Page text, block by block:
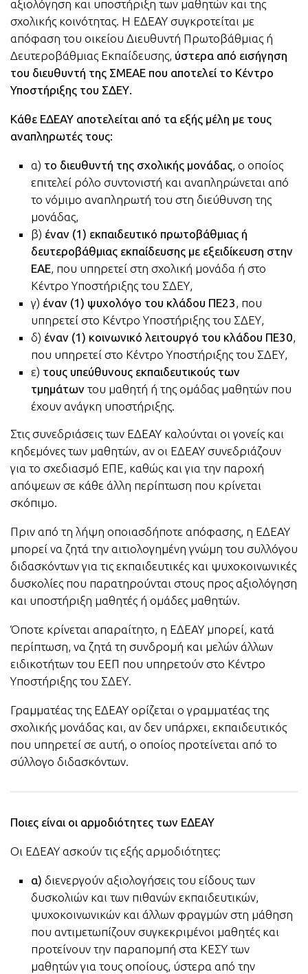
αξιολόγηση και υποστήριξη των μαθητών και της
σχολικής κοινότητας. Η ΕΔΕΑΥ συγκροτείται με
απόφαση του οικείου Διευθυντή Πρωτοβάθμιας ή
Δευτεροβάθμιας Εκπαίδευσης, ύστερα από εισήγηση
του διευθυντή της ΣΜΕΑΕ που αποτελεί το Κέντρο
Υποστήριξης του ΣΔΕΥ.
Κάθε ΕΔΕΑΥ αποτελείται από τα εξής μέλη με τους
αναπληρωτές τους:
α) το διευθυντή της σχολικής μονάδας, ο οποίος
επιτελεί ρόλο συντονιστή και αναπληρώνεται από
το νόμιμο αναπληρωτή του στη διεύθυνση της
μονάδας,
β) έναν (1) εκπαιδευτικό πρωτοβάθμιας ή
δευτεροβάθμιας εκπαίδευσης με εξειδίκευση στην
ΕΑΕ, που υπηρετεί στη σχολική μονάδα ή στο
Κέντρο Υποστήριξης του ΣΔΕΥ,
γ) έναν (1) ψυχολόγο του κλάδου ΠΕ23, που
υπηρετεί στο Κέντρο Υποστήριξης του ΣΔΕΥ,
δ) έναν (1) κοινωνικό λειτουργό του κλάδου ΠΕ30,
που υπηρετεί στο Κέντρο Υποστήριξης του ΣΔΕΥ,
ε) τους υπεύθυνους εκπαιδευτικούς των
τμημάτων του μαθητή ή της ομάδας μαθητών που
έχουν ανάγκη υποστήριξης.
Στις συνεδριάσεις των ΕΔΕΑΥ καλούνται οι γονείς και
κηδεμόνες των μαθητών, αν οι ΕΔΕΑΥ συνεδριάζουν
για το σχεδιασμό ΕΠΕ, καθώς και για την παροχή
απόψεων σε κάθε άλλη περίπτωση που κρίνεται
σκόπιμο.
Πριν από τη λήψη οποιασδήποτε απόφασης, η ΕΔΕΑΥ
μπορεί να ζητά την αιτιολογημένη γνώμη του συλλόγου
διδασκόντων για τις εκπαιδευτικές και ψυχοκοινωνικές
δυσκολίες που παρατηρούνται στους προς αξιολόγηση
και υποστήριξη μαθητές ή ομάδες μαθητών.
Όποτε κρίνεται απαραίτητο, η ΕΔΕΑΥ μπορεί, κατά
περίπτωση, να ζητά τη συνδρομή και μελών άλλων
ειδικοτήτων του ΕΕΠ που υπηρετούν στο Κέντρο
Υποστήριξης του ΣΔΕΥ.
Γραμματέας της ΕΔΕΑΥ ορίζεται ο γραμματέας της
σχολικής μονάδας και, αν δεν υπάρχει, εκπαιδευτικός
που υπηρετεί σε αυτή, ο οποίος προτείνεται από το
σύλλογο διδασκόντων.
Ποιες είναι οι αρμοδιότητες των ΕΔΕΑΥ
Οι ΕΔΕΑΥ ασκούν τις εξής αρμοδιότητες:
α) διενεργούν αξιολογήσεις του είδους των
δυσκολιών και των πιθανών εκπαιδευτικών,
ψυχοκοινωνικών και άλλων φραγμών στη μάθηση
που αντιμετωπίζουν συγκεκριμένοι μαθητές και
προτείνουν την παραπομπή στα ΚΕΣΥ των
μαθητών για τους οποίους, ύστερα από την